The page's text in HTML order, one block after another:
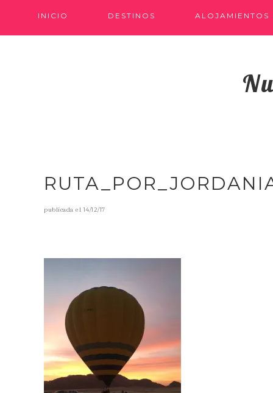
INICIO DESTINOS ALOJAMIENTOS
publicada el14/12/17